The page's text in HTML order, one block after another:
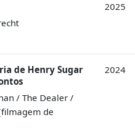
2025
de Henry Sugar
/ The Dealer /
de
2024